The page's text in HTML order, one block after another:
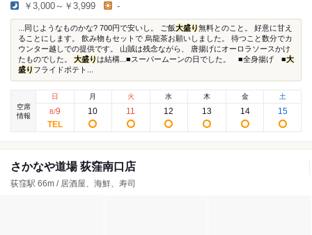
￥3,000～￥3,999 -
...同じようなものかな? 700円で安いし。 ご飯大盛り無料とのこと。 好意に甘え
ることにします。 飲み物もセットで 烏龍茶お願いしました。 待つこと数分でカ
ウンター越しでの提供です。 山賊は残念ながら、 唐揚げにオーロラソースかけ
たものでした。 大盛りは結構...■スーパームーンの日でした。 ■全身揚げ ■大
盛り フライドポテト...
空席
情報
日
8/9
月
10
火
11
水
12
木
13
金
14
土
15
さかなや道場 荻窪南口店
荻窪駅 66m / 居酒屋、海鮮、寿司